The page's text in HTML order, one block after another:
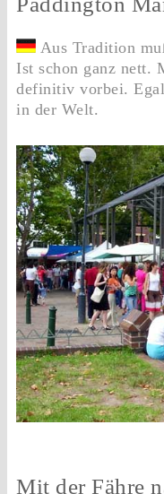
Aus Tradition
Ist schon ganz nett.
definitiv vorbei.
in der Welt.
Mit der Fähre